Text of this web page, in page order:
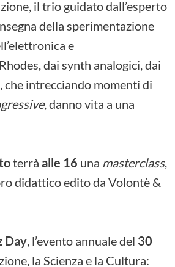
il trio guidato dall’esperto
della sperimentazione
e
dai synth analogici, dai
intrecciando momenti di
, danno vita a una
terrà alle 16 una masterclass,
didattico edito da Volontè &
Day, l’evento annuale del 30
la Scienza e la Cultura: